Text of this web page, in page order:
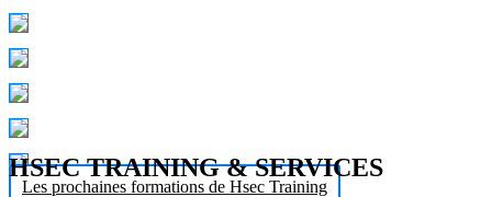
Les prochaines formations de Hsec Training
HSEC TRAINING & SERVICES